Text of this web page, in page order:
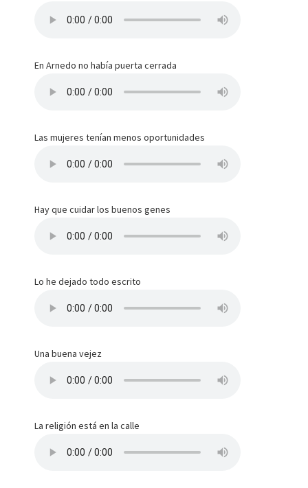
En Arnedo no había puerta cerrada
Las mujeres tenían menos oportunidades
Hay que cuidar los buenos genes
Lo he dejado todo escrito
Una buena vejez
La religión está en la calle